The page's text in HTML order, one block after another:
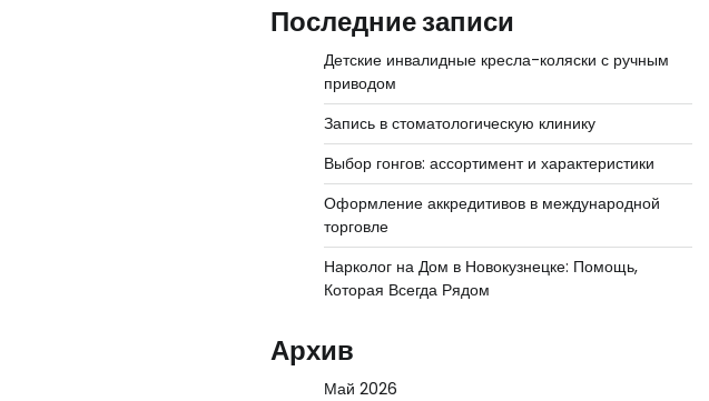
Последние записи
Детские инвалидные кресла-коляски с ручным
приводом
Запись в стоматологическую клинику
Выбор гонгов: ассортимент и характеристики
Оформление аккредитивов в международной
торговле
Нарколог на Дом в Новокузнецке: Помощь,
Которая Всегда Рядом
Архив
Май 2026